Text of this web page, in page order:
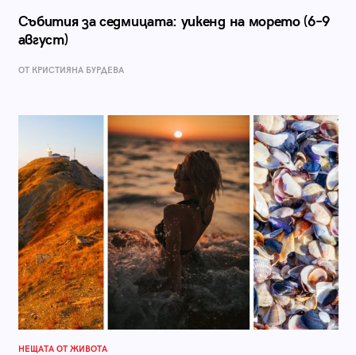
Събития за седмицата: уикенд на морето (6–9
август)
ОТ КРИСТИЯНА БУРДЕВА
НЕЩАТА ОТ ЖИВОТА